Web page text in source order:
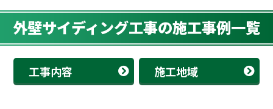
外壁サイディング工事の施工事例一覧
工事内容 施工地域